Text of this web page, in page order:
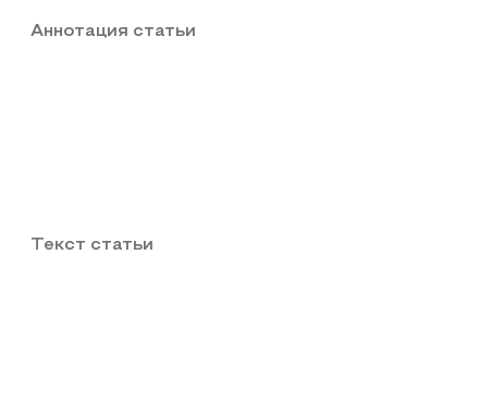
Аннотация статьи
Текст статьи